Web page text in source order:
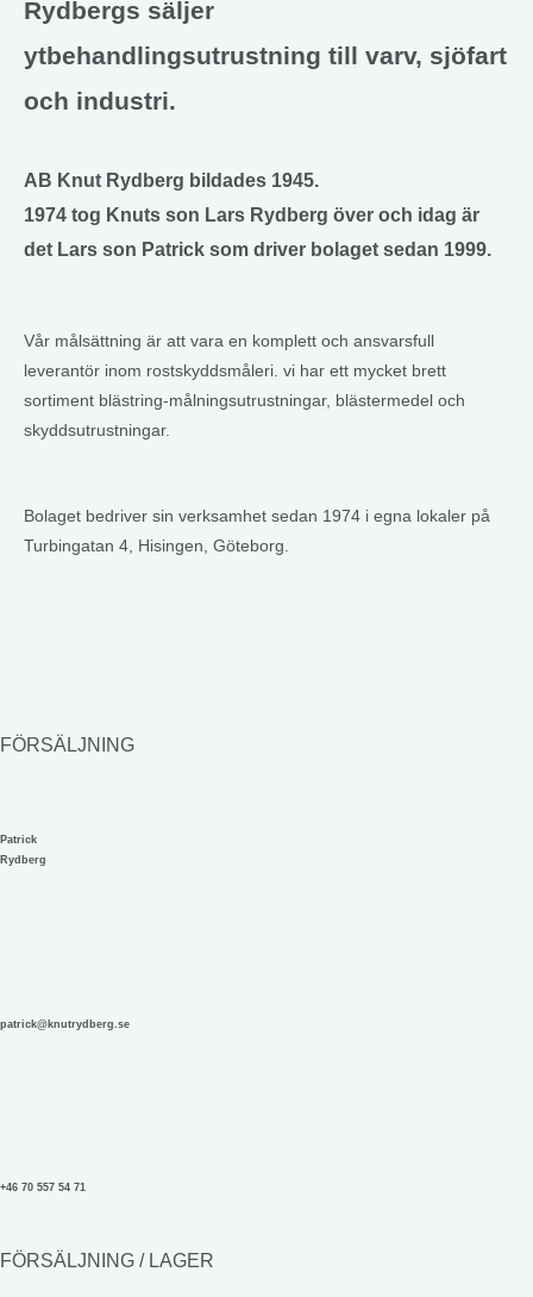
Rydbergs säljer
ytbehandlingsutrustning till varv, sjöfart
och industri.
AB Knut Rydberg bildades 1945.
1974 tog Knuts son Lars Rydberg över och idag är
det Lars son Patrick som driver bolaget sedan 1999.
Vår målsättning är att vara en komplett och ansvarsfull
leverantör inom rostskyddsmåleri. vi har ett mycket brett
sortiment blästring-målningsutrustningar, blästermedel och
skyddsutrustningar.
Bolaget bedriver sin verksamhet sedan 1974 i egna lokaler på
Turbingatan 4, Hisingen, Göteborg.
FÖRSÄLJNING
Patrick
Rydberg
patrick@knutrydberg.se
+46 70 557 54 71
FÖRSÄLJNING / LAGER